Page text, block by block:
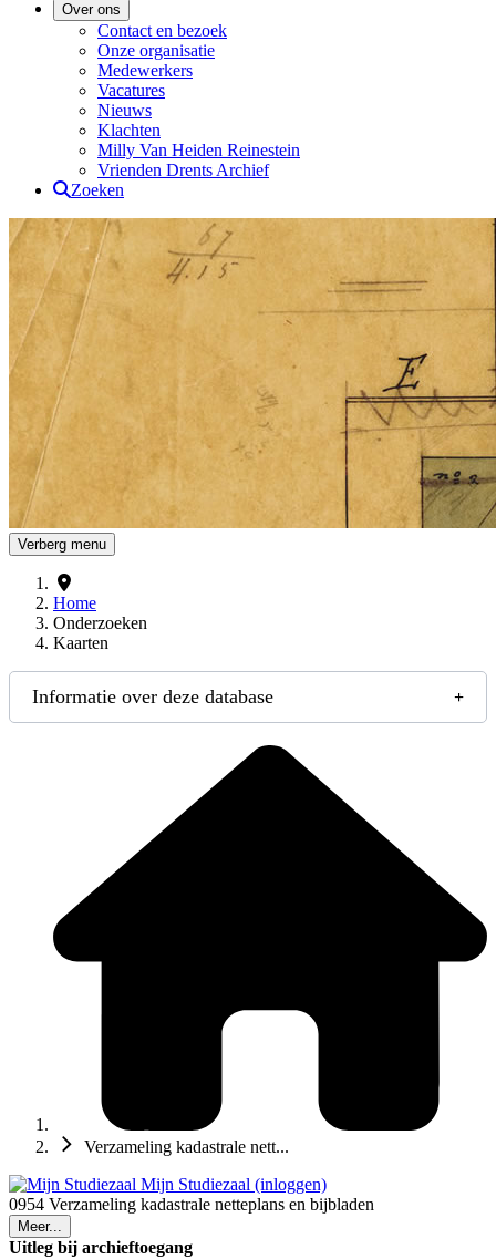
Over ons
Contact en bezoek
Onze organisatie
Medewerkers
Vacatures
Nieuws
Klachten
Milly Van Heiden Reinestein
Vrienden Drents Archief
Zoeken
Drents Archief
Verberg menu
Home
Onderzoeken
Kaarten
Informatie over deze database
Verzameling kadastrale nett...
Mijn Studiezaal (inloggen)
0954 Verzameling kadastrale netteplans en bijbladen
Meer...
Uitleg bij archieftoegang